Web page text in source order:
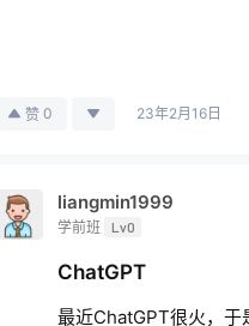
赞 0 23年2月16日
liangmin1999
学前班 Lv0
ChatGPT
最近ChatGPT很火，于